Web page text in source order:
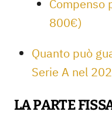
Compenso
800€)
Quanto può
Serie A nel
LA PARTE